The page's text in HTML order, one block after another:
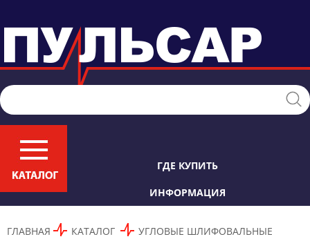
ГДЕ КУПИТЬ
ИНФОРМАЦИЯ
ГЛАВНАЯ КАТАЛОГ
УГЛОВЫЕ ШЛИФОВАЛЬНЫЕ